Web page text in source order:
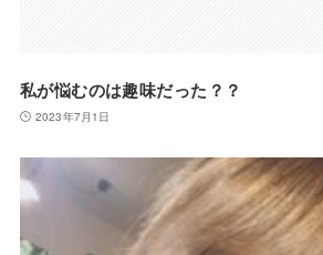
私が悩むのは趣味だった？？
2023年7月1日